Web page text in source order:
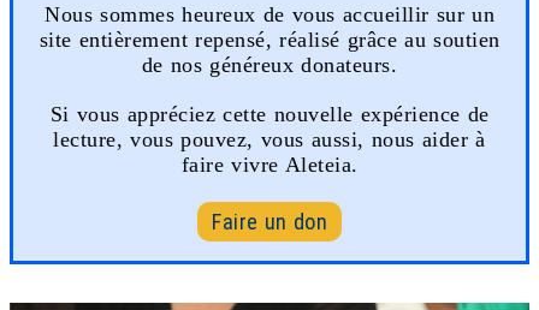
Nous sommes heureux de vous accueillir sur un
site entièrement repensé, réalisé grâce au soutien
de nos généreux donateurs.
Si vous appréciez cette nouvelle expérience de
lecture, vous pouvez, vous aussi, nous aider à
faire vivre Aleteia.
Faire un don